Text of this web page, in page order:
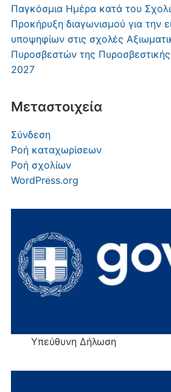
Παγκόσμια Ημέρα κατά του
Προκήρυξη διαγωνισμού για την
υποψηφίων στις σχολές
Πυροσβεστών της
2027
Μεταστοιχεία
Σύνδεση
Ροή καταχωρίσεων
Ροή σχολίων
WordPress.org
Υπεύθυνη Δήλωση